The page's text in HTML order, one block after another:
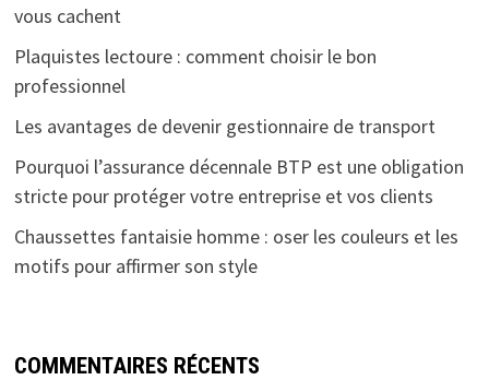
vous cachent
Plaquistes lectoure : comment choisir le bon
professionnel
Les avantages de devenir gestionnaire de transport
Pourquoi l’assurance décennale BTP est une obligation
stricte pour protéger votre entreprise et vos clients
Chaussettes fantaisie homme : oser les couleurs et les
motifs pour affirmer son style
COMMENTAIRES RÉCENTS